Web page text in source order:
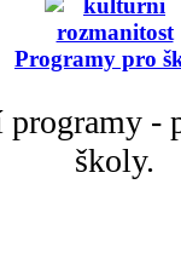
Programy pro
-
školy.